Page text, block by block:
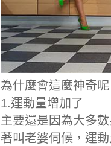
為什麼會這麼神奇呢
1.運動量增加了
主要還是因為大多
著叫老婆伺候，運